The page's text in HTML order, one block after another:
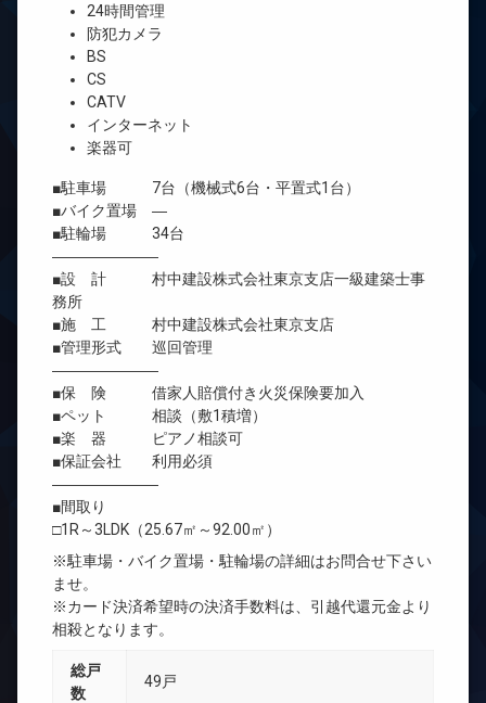
24時間管理
防犯カメラ
BS
CS
CATV
インターネット
楽器可
■駐車場 7台（機械式6台・平置式1台）
■バイク置場 ―
■駐輪場 34台
―――――――
■設 計 村中建設株式会社東京支店一級建築士事
務所
■施 工 村中建設株式会社東京支店
■管理形式 巡回管理
―――――――
■保 険 借家人賠償付き火災保険要加入
■ペット 相談（敷1積増）
■楽 器 ピアノ相談可
■保証会社 利用必須
―――――――
■間取り
□1R～3LDK（25.67㎡～92.00㎡）
※駐車場・バイク置場・駐輪場の詳細はお問合せ下さい
ませ。
※カード決済希望時の決済手数料は、引越代還元金より
相殺となります。
総戸
数
49戸